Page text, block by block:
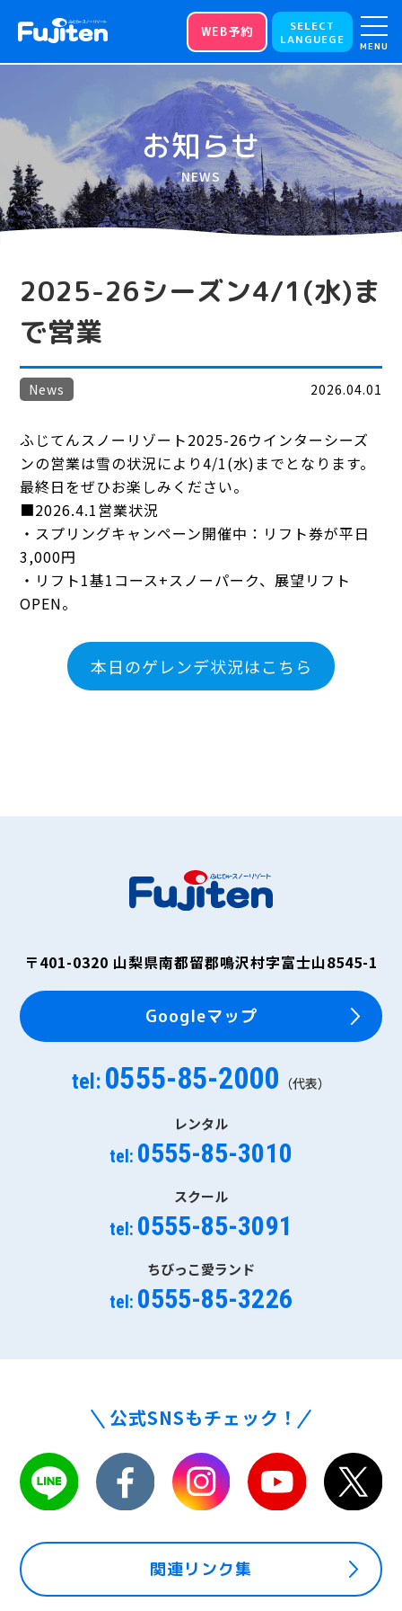
WEB予約
SELECT
LANGUEGE
MENU
お知らせ
NEWS
2025-26シーズン4/1(水)ま
で営業
News 2026.04.01
ふじてんスノーリゾート2025-26ウインターシーズ
ンの営業は雪の状況により4/1(水)までとなります。
最終日をぜひお楽しみください。
■2026.4.1営業状況
・スプリングキャンペーン開催中：リフト券が平日
3,000円
・リフト1基1コース+スノーパーク、展望リフト
OPEN。
本日のゲレンデ状況はこちら
〒401-0320 山梨県南都留郡鳴沢村字富士山8545-1
Googleマップ
tel: 0555-85-2000 （代表）
レンタル
tel: 0555-85-3010
スクール
tel: 0555-85-3091
ちびっこ愛ランド
tel: 0555-85-3226
公式SNSもチェック！
関連リンク集